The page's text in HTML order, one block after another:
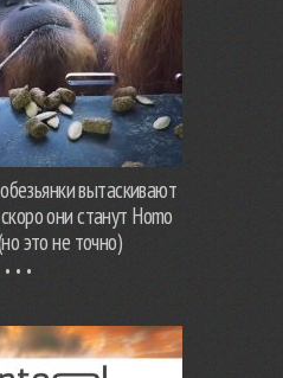
вытаскивают
они станут Homo
это не точно)